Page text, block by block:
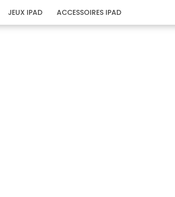
JEUX IPAD ACCESSOIRES IPAD